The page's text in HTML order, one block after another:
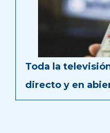
Toda la
directo y en